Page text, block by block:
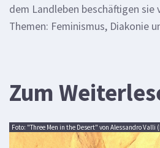
dem Landleben beschäftigen sie
Themen: Feminismus, Diakonie
Zum
Foto: "Three Men in the Desert" von Alessandro Valli